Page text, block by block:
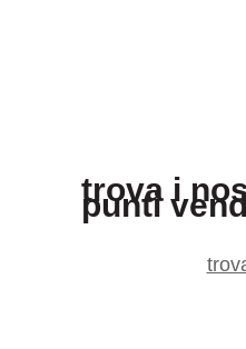
trova i
punti